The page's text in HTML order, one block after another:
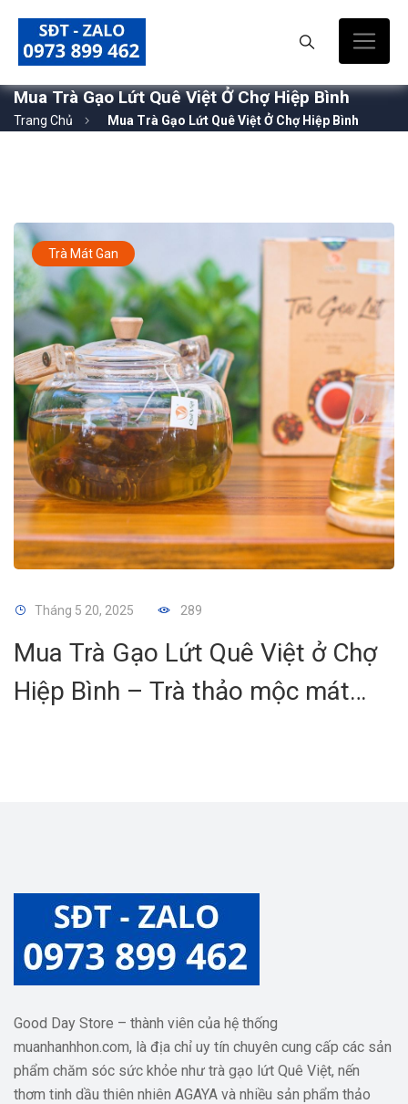
Mua Trà Gạo Lứt Quê Việt Ở Chợ Hiệp Bình
Trang Chủ Mua Trà Gạo Lứt Quê Việt Ở Chợ Hiệp Bình
Trà Mát Gan
Tháng 5 20, 2025 289
Mua Trà Gạo Lứt Quê Việt ở Chợ
Hiệp Bình – Trà thảo mộc mát
Good Day Store – thành viên của hệ thống
muanhanhhon.com, là địa chỉ uy tín chuyên cung cấp các sản
phẩm chăm sóc sức khỏe như trà gạo lứt Quê Việt, nến
thơm tinh dầu thiên nhiên AGAYA và nhiều sản phẩm thảo